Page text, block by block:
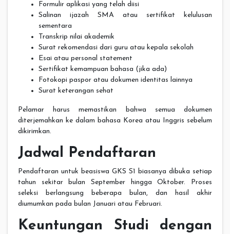
Formulir aplikasi yang telah diisi
Salinan ijazah SMA atau sertifikat kelulusan
sementara
Transkrip nilai akademik
Surat rekomendasi dari guru atau kepala sekolah
Esai atau personal statement
Sertifikat kemampuan bahasa (jika ada)
Fotokopi paspor atau dokumen identitas lainnya
Surat keterangan sehat
Pelamar harus memastikan bahwa semua dokumen
diterjemahkan ke dalam bahasa Korea atau Inggris sebelum
dikirimkan.
Jadwal Pendaftaran
Pendaftaran untuk beasiswa GKS S1 biasanya dibuka setiap
tahun sekitar bulan September hingga Oktober. Proses
seleksi berlangsung beberapa bulan, dan hasil akhir
diumumkan pada bulan Januari atau Februari.
Keuntungan Studi dengan